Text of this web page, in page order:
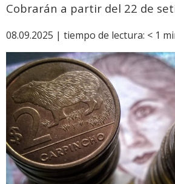
Cobrarán a partir del 22 de
08.09.2025 | tiempo de lectura: < 1